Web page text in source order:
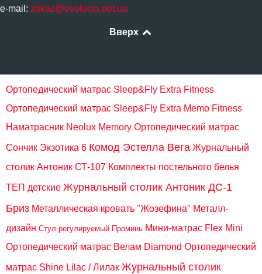
e-mail: zakaz@evolucia.net.ua
Вверх
Ортопедический матрас Sleep&Fly Extra Fitness
Ортопедический матрас Sleep&Fly Extra Memo Fitness
Наматрасник Neolux Memory Ортопедический матрас
Сончик Экзотика 6 Комод Эстелла Вега Журнальный
столик Антоник СТ-107 Комплекты постельного белья
ТЕП детские Журнальный столик Антоник ДС-1
Бриз Металлическая кровать "Жозефина" Металл-
дизайн Стул регулируемый Проминь Мини-матрас Flex Mini
Ортопедический матрас Велам Diamond Ортопедический
матрас Shine Lilac / Лилак Журнальный столик